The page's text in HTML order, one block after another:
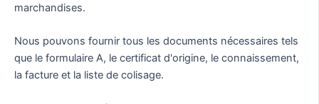
marchandises.
Nous pouvons fournir tous les documents nécessaires tels
que le formulaire A, le certificat d'origine, le connaissement,
la facture et la liste de colisage.